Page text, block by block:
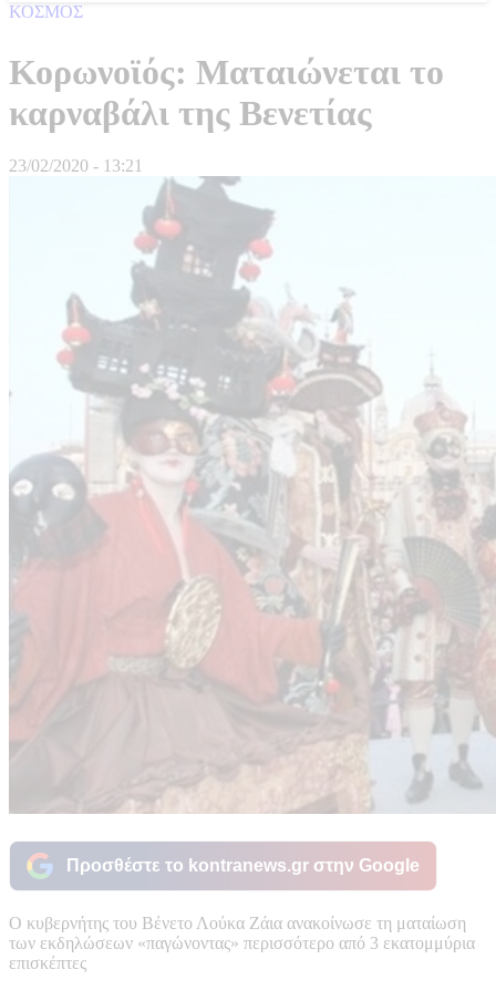
ΚΟΣΜΟΣ
Κορωνοϊός: Ματαιώνεται το
καρναβάλι της Βενετίας
23/02/2020 - 13:21
Προσθέστε το kontranews.gr στην Google
Ο κυβερνήτης του Βένετο Λούκα Ζάια ανακοίνωσε τη ματαίωση
των εκδηλώσεων «παγώνοντας» περισσότερο από 3 εκατομμύρια
επισκέπτες